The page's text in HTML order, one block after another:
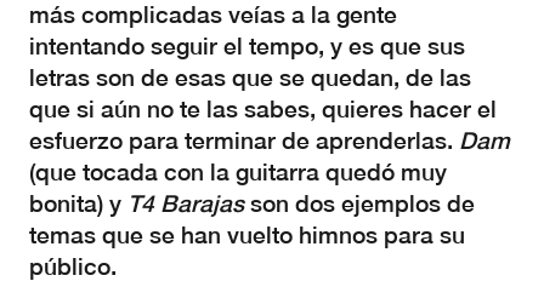
más complicadas veías a la gente
intentando seguir el tempo, y es que sus
letras son de esas que se quedan, de las
que si aún no te las sabes, quieres hacer el
esfuerzo para terminar de aprenderlas. Dam
(que tocada con la guitarra quedó muy
bonita) y T4 Barajasson dos ejemplos de
temas que se han vuelto himnos para su
público.